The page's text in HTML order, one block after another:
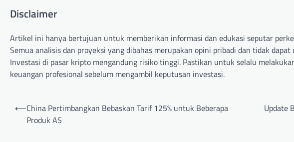
Disclaimer
Artikel ini hanya bertujuan untuk memberikan informasi dan edukasi seputar
Semua analisis dan proyeksi yang dibahas merupakan opini pribadi dan tidak
Investasi di pasar kripto mengandung risiko tinggi. Pastikan untuk selalu
keuangan profesional sebelum mengambil keputusan investasi.
Post
navigation
⟵China Pertimbangkan Bebaskan Tarif 125% untuk Beberapa
Produk AS
Update